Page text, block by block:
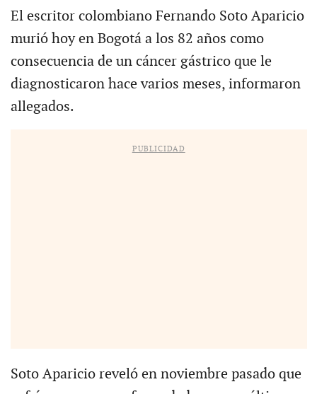
El escritor colombiano Fernando Soto Aparicio
murió hoy en Bogotá a los 82 años como
consecuencia de un cáncer gástrico que le
diagnosticaron hace varios meses, informaron
allegados.
PUBLICIDAD
Soto Aparicio reveló en noviembre pasado que